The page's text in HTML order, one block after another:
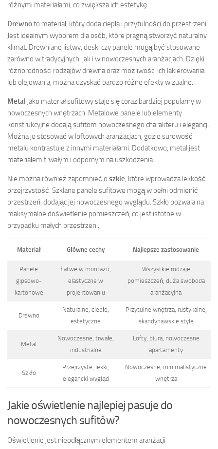
różnymi materiałami, co zwiększa ich estetykę.
Drewnoto materiał, który doda ciepła i przytulności do przestrzeni.
Jest idealnym wyborem dla osób, które pragną stworzyć naturalny
klimat. Drewniane listwy, deski czy panele mogą być stosowane
zarówno w tradycyjnych, jak i w nowoczesnych aranżacjach. Dzięki
różnorodności rodzajów drewna oraz możliwości ich lakierowania
lub olejowania, można uzyskać bardzo różne efekty wizualne.
Metal jako materiał sufitowy staje się coraz bardziej popularny w
nowoczesnych wnętrzach. Metalowe panele lub elementy
konstrukcyjne dodają sufitom nowoczesnego charakteru i elegancji.
Można je stosować w loftowych aranżacjach, gdzie surowość
metalu kontrastuje z innymi materiałami. Dodatkowo, metal jest
materiałem trwałym i odpornym na uszkodzenia.
Nie można również zapomnieć o szkle, które wprowadza lekkość i
przejrzystość. Szklane panele sufitowe mogą w pełni odmienić
przestrzeń, dodając jej nowoczesnego wyglądu. Szkło pozwala na
maksymalne doświetlenie pomieszczeń, co jest istotne w
przypadku małych przestrzeni.
Materiał Główne cechy Najlepsze zastosowanie
Panele
gipsowo-
kartonowe
Łatwe w montażu,
elastyczne w
projektowaniu
Wszystkie rodzaje
pomieszczeń, duża swoboda
aranżacyjna
Drewno
Naturalne, ciepłe,
estetyczne
Przytulne wnętrza, rustykalne,
skandynawskie style
Metal
Nowoczesne, trwałe,
industrialne
Lofty, biura, nowoczesne
apartamenty
Szkło
Przejrzyste, lekki,
elegancki wygląd
Nowoczesne, minimalistyczne
wnętrza
Jakie oświetlenie najlepiej pasuje do
nowoczesnych sufitów?
Oświetlenie jest nieodłącznym elementem aranżacji